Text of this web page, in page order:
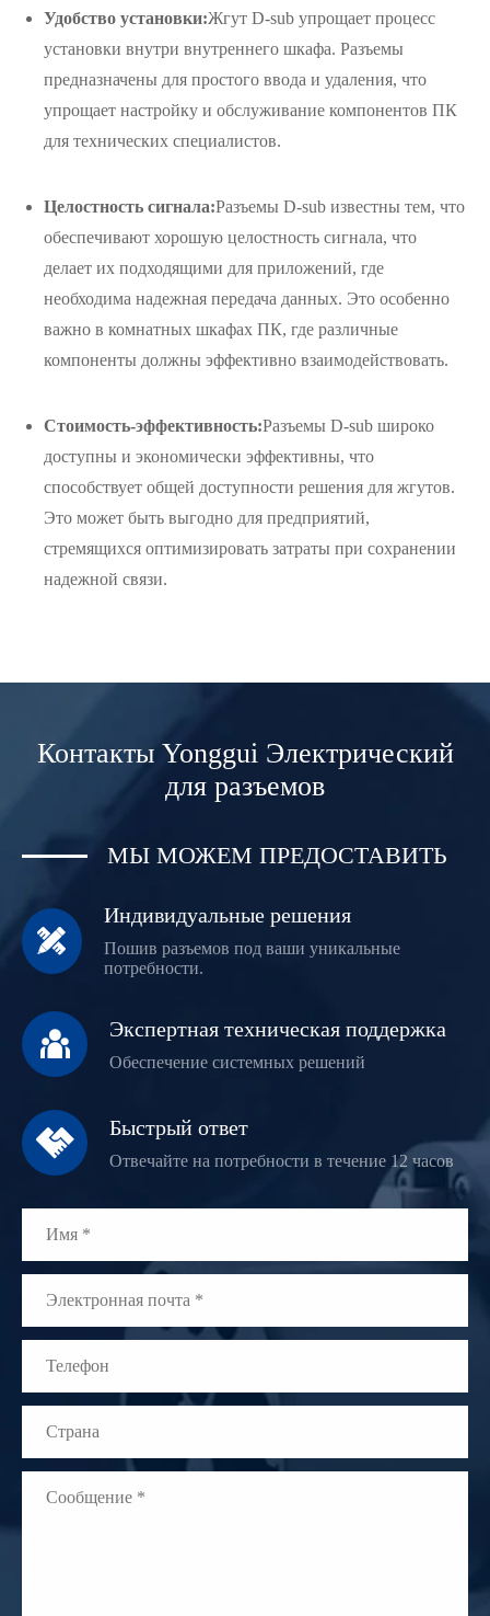
Удобство установки:Жгут D-sub упрощает процесс
установки внутри внутреннего шкафа. Разъемы
предназначены для простого ввода и удаления, что
упрощает настройку и обслуживание компонентов ПК
для технических специалистов.
Целостность сигнала:Разъемы D-sub известны тем, что
обеспечивают хорошую целостность сигнала, что
делает их подходящими для приложений, где
необходима надежная передача данных. Это особенно
важно в комнатных шкафах ПК, где различные
компоненты должны эффективно взаимодействовать.
Стоимость-эффективность:Разъемы D-sub широко
доступны и экономически эффективны, что
способствует общей доступности решения для жгутов.
Это может быть выгодно для предприятий,
стремящихся оптимизировать затраты при сохранении
надежной связи.
Контакты Yonggui Электрический
для разъемов
МЫ МОЖЕМ ПРЕДОСТАВИТЬ

Индивидуальные решения
Пошив разъемов под ваши уникальные
потребности.
 Экспертная техническая поддержка
Обеспечение системных решений
 Быстрый ответ
Отвечайте на потребности в течение 12 часов